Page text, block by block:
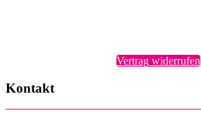
Vertrag widerrufen
Kontakt